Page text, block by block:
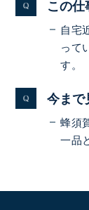
この仕
自宅
って
す。
今まで
蜂須
一品